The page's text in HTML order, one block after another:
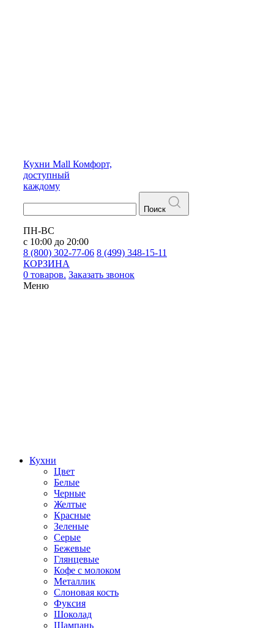
Кухни Mall Комфорт,
доступный
каждому
Поиск
ПН-ВС
с 10:00 до 20:00
8 (800) 302-77-06 8 (499) 348-15-11
КОРЗИНА
0 товаров. Заказать звонок
Меню
Кухни
Цвет
Белые
Черные
Желтые
Красные
Зеленые
Серые
Бежевые
Глянцевые
Кофе с молоком
Металлик
Слоновая кость
Фуксия
Шоколад
Шампань